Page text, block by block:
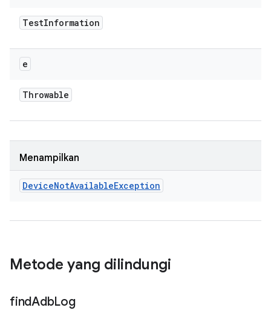
TestInformation
e
Throwable
Menampilkan
DeviceNotAvailableException
Metode yang dilindungi
findAdbLog